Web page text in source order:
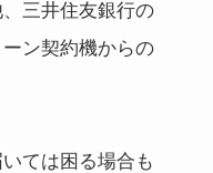
三井住友銀行の
ン契約機からの
ては困る場合も